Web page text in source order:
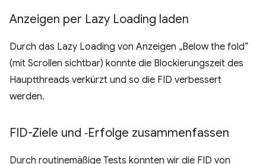
Anzeigen per Lazy Loading laden
Durch das Lazy Loading von Anzeigen „Below the fold“
(mit Scrollen sichtbar) konnte die Blockierungszeit des
Hauptthreads verkürzt und so die FID verbessert
werden.
FID-Ziele und ‑Erfolge zusammenfassen
Durch routinemäßige Tests konnten wir die FID von